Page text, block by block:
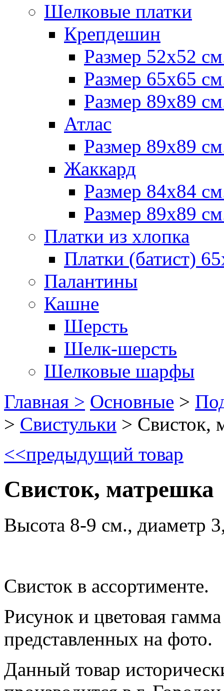
Шелковые платки
Крепдешин
Размер 52х52
Размер 65х65
Размер 89х89
Атлас
Размер 89х89
Жаккард
Размер 84х84
Размер 89х89
Платки из хлопка
Платки (батист)
Палантины
Кашне
Шерсть
Шелк-шерсть
Шелковые шарфы
Главная > Основные >
> Свистульки > Свисток,
<<предыдущий товар
Свисток, матрешка
Высота 8-9 см., диаметр
Свисток в ассортименте.
Рисунок и цветовая
представленных на фото.
Данный товар